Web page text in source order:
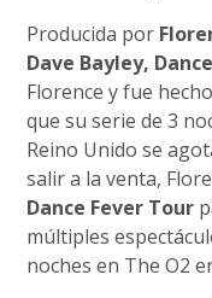
Producida por
Dave Bayley,
Florence y fue
que su serie de 3
Reino Unido se
salir a la venta,
Dance Fever Tour
múltiples
noches en The O2